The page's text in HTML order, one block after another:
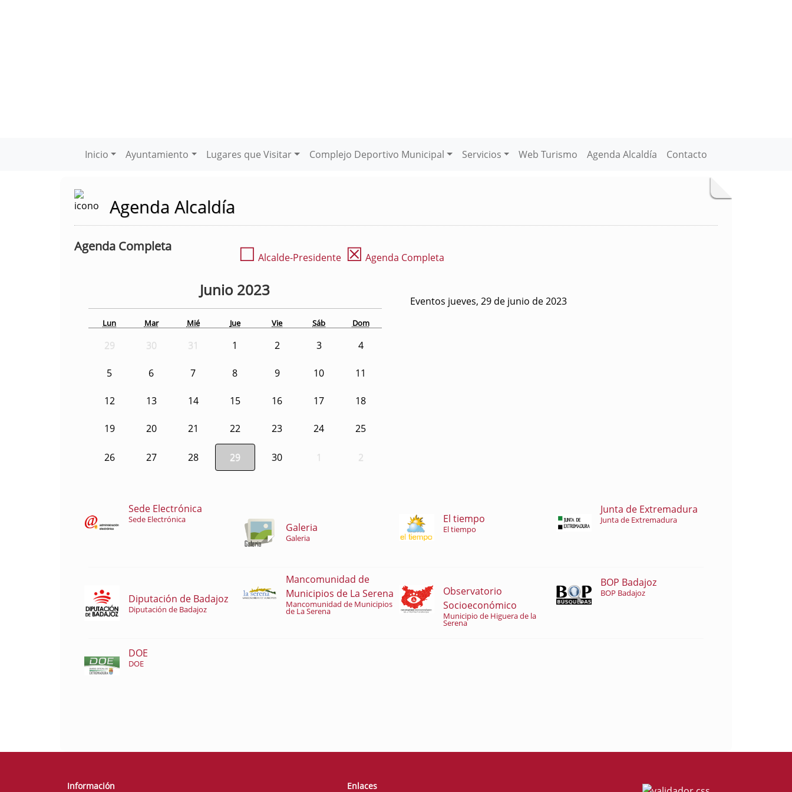
Inicio Ayuntamiento Lugares que Visitar Complejo Deportivo Municipal Servicios Web Turismo Agenda Alcaldía Contacto
Agenda Alcaldía
Agenda Completa ☐ Alcalde-Presidente ☒ Agenda Completa
Junio 2023
Lun Mar Mié Jue Vie Sáb Dom
29 30 31 1 2 3 4
5 6 7 8 9 10 11
12 13 14 15 16 17 18
19 20 21 22 23 24 25
26 27 28 29 30 1 2
Eventos jueves, 29 de junio de 2023
Sede Electrónica
Sede Electrónica
Galeria
Galeria
El tiempo
El tiempo
Junta de Extremadura
Junta de Extremadura
Diputación de Badajoz
Diputación de Badajoz
Mancomunidad de
Municipios de La Serena
Mancomunidad de Municipios
de La Serena
Observatorio
Socioeconómico
Municipio de Higuera de la
Serena
BOP Badajoz
BOP Badajoz
DOE
DOE
Información Enlaces